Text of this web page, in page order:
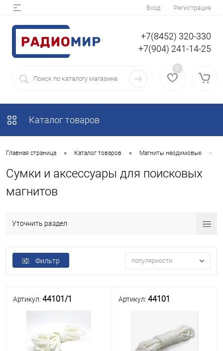
Вход Регистрация
+7(8452) 320-330
+7(904) 241-14-25
0
Каталог товаров
Главная страница • Каталог товаров • Магниты неодимовые •
Сумки и аксессуары для поисковых
магнитов
Уточнить раздел
Фильтр популярности
Артикул: 44101/1 Артикул: 44101